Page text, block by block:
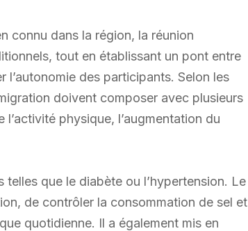
connu dans la région, la réunion
tout en établissant un pont entre
l’autonomie des participants. Selon les
doivent composer avec plusieurs
physique, l’augmentation du
que le diabète ou l’hypertension. Le
de contrôler la consommation de sel et
quotidienne. Il a également mis en